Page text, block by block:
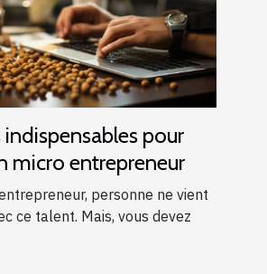
pour
micro entrepreneur
personne ne vient
ce talent. Mais, vous devez